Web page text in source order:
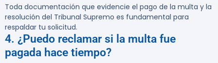
Toda documentación que evidencie el pago de la multa y la
resolución del Tribunal Supremo es fundamental para
respaldar tu solicitud.
4. ¿Puedo reclamar si la multa fue
pagada hace tiempo?